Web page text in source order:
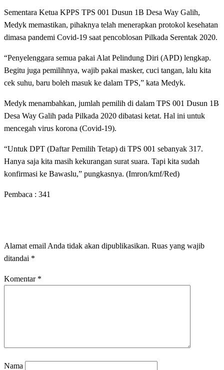
Sementara Ketua KPPS TPS 001 Dusun 1B Desa Way Galih,
Medyk memastikan, pihaknya telah menerapkan protokol kesehatan
dimasa pandemi Covid-19 saat pencoblosan Pilkada Serentak 2020.
“Penyelenggara semua pakai Alat Pelindung Diri (APD) lengkap.
Begitu juga pemilihnya, wajib pakai masker, cuci tangan, lalu kita
cek suhu, baru boleh masuk ke dalam TPS,” kata Medyk.
Medyk menambahkan, jumlah pemilih di dalam TPS 001 Dusun 1B
Desa Way Galih pada Pilkada 2020 dibatasi ketat. Hal ini untuk
mencegah virus korona (Covid-19).
“Untuk DPT (Daftar Pemilih Tetap) di TPS 001 sebanyak 317.
Hanya saja kita masih kekurangan surat suara. Tapi kita sudah
konfirmasi ke Bawaslu,” pungkasnya. (Imron/kmf/Red)
Pembaca : 341
Alamat email Anda tidak akan dipublikasikan. Ruas yang wajib
ditandai *
Komentar *
Nama